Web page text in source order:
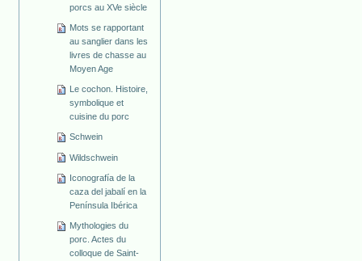
porcs au XVe siècle
Mots se rapportant
au sanglier dans les
livres de chasse au
Moyen Age
Le cochon. Histoire,
symbolique et
cuisine du porc
Schwein
Wildschwein
Iconografía de la
caza del jabalí en la
Península Ibérica
Mythologies du
porc. Actes du
colloque de Saint-